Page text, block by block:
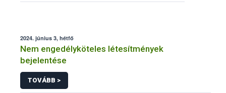
2024. június 3, hétfő
Nem engedélyköteles létesítmények
bejelentése
TOVÁBB >